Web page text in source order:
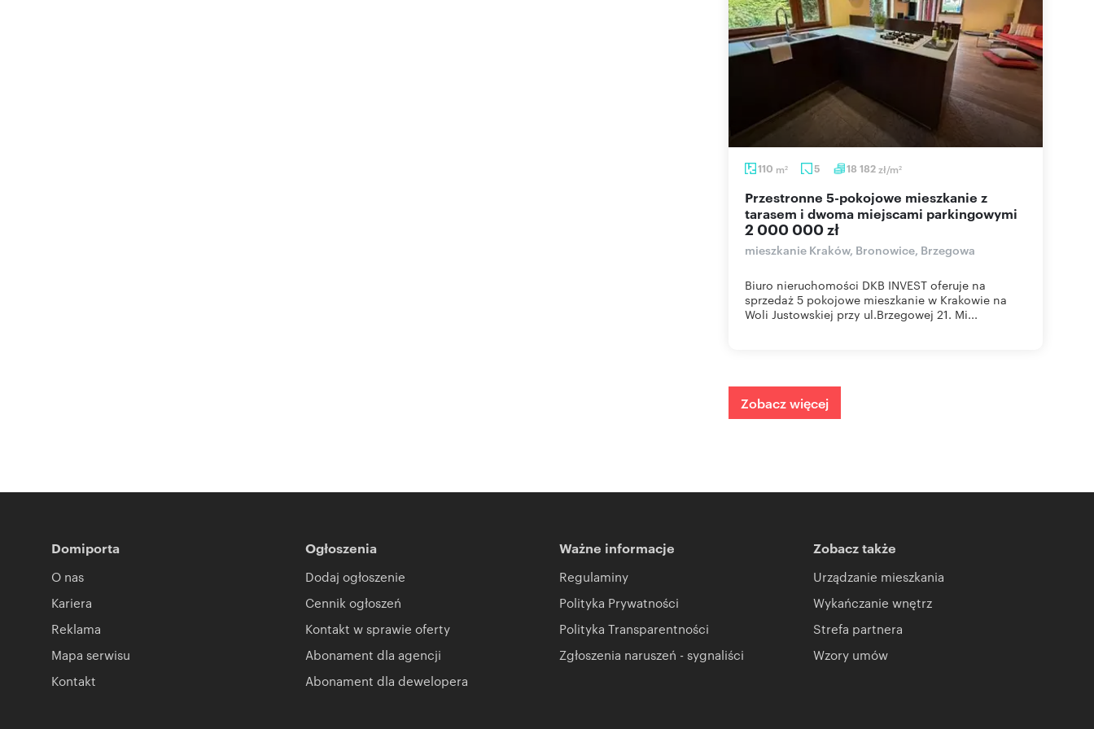
110 m2 5 18 182zł/m2
Przestronne 5-pokojowe mieszkanie z
tarasem i dwoma miejscami parkingowymi
2 000 000 zł
mieszkanie Kraków, Bronowice, Brzegowa
Biuro nieruchomości DKB INVEST oferuje na
sprzedaż 5 pokojowe mieszkanie w Krakowie na
Woli Justowskiej przy ul.Brzegowej 21. Mi...
Zobacz więcej
Domiporta
O nas
Kariera
Reklama
Mapa serwisu
Kontakt
Ogłoszenia
Dodaj ogłoszenie
Cennik ogłoszeń
Kontakt w sprawie oferty
Abonament dla agencji
Abonament dla dewelopera
Ważne informacje
Regulaminy
Polityka Prywatności
Polityka Transparentności
Zgłoszenia naruszeń - sygnaliści
Zobacz także
Urządzanie mieszkania
Wykańczanie wnętrz
Strefa partnera
Wzory umów